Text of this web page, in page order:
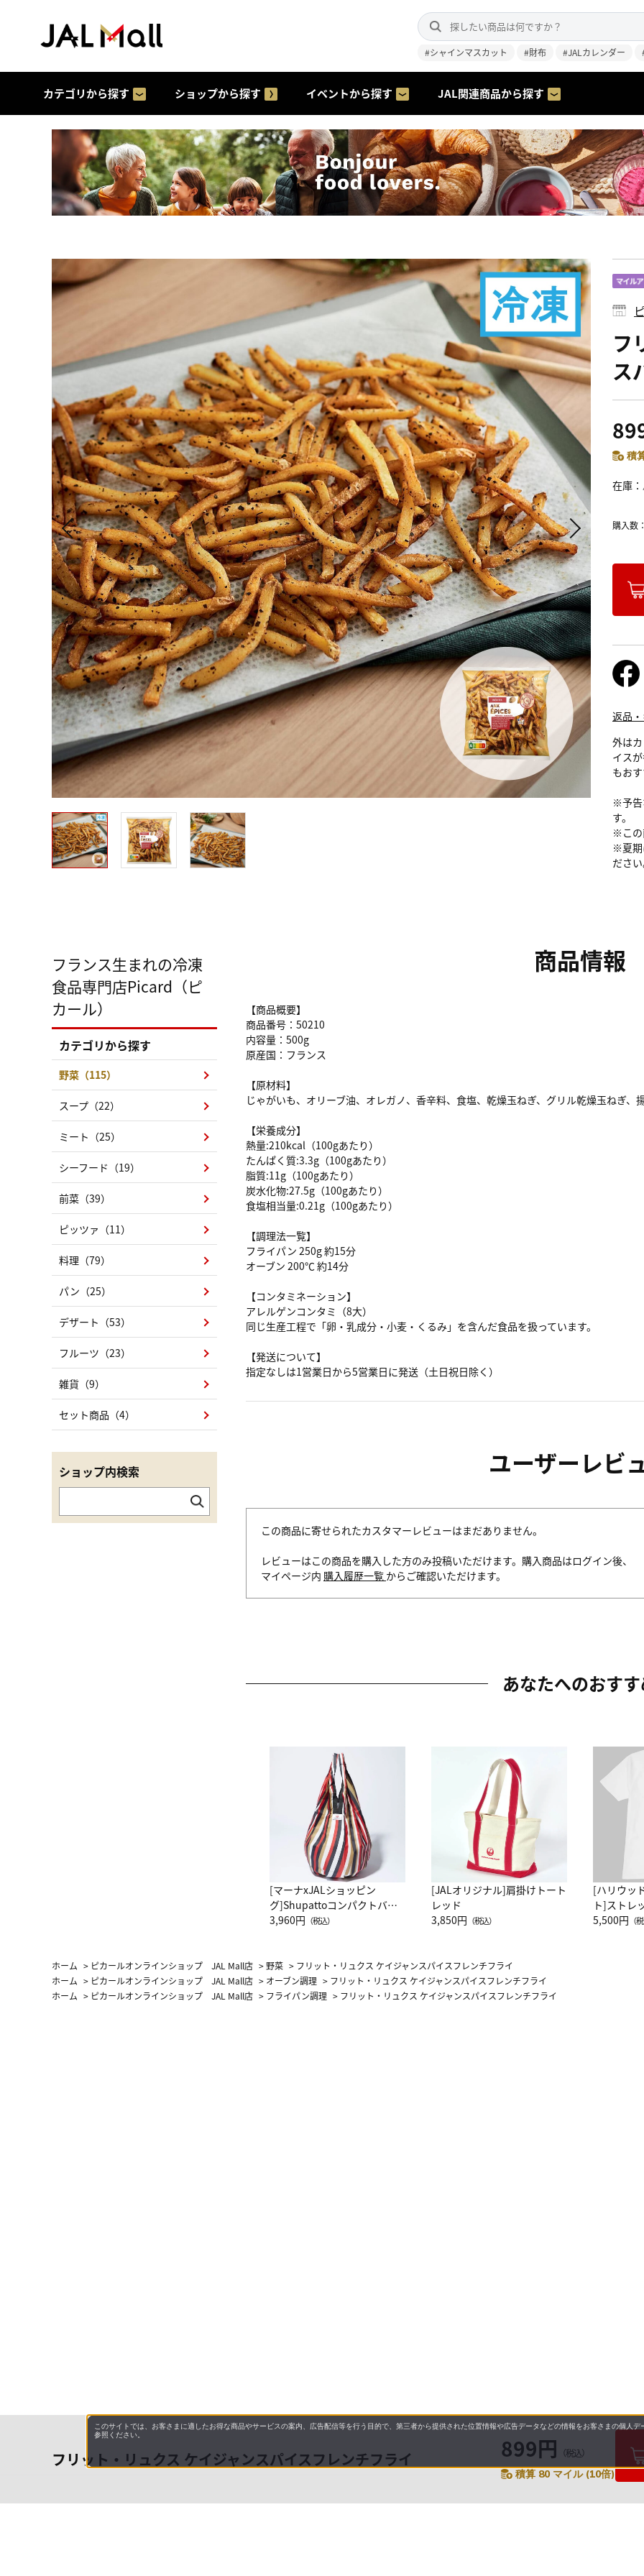
#シャインマスカット #財布 #JALカレンダー
カテゴリから探す ショップから探す イベントから探す JAL関連商品から探す
フ
ス
積
在庫
購入数
フリット・リュクス ケイジャンスパイスフレンチフライ 899円 （税込）
積算 80 マイル (10倍)
返品
外は
イス
もお
※予告
す。
※この
※夏期
ださ
商品情報
【商品概要】
商品番号：50210
内容量：500g
原産国：フランス
【原材料】
じゃがいも、オリーブ油、オレガノ、香辛料、食塩、乾燥玉ねぎ、グリル乾燥玉ねぎ、
【栄養成分】
熱量:210kcal（100gあたり）
たんぱく質:3.3g（100gあたり）
脂質:11g（100gあたり）
炭水化物:27.5g（100gあたり）
食塩相当量:0.21g（100gあたり）
【調理法一覧】
フライパン 250g 約15分
オーブン 200℃ 約14分
【コンタミネーション】
アレルゲンコンタミ（8大）
同じ生産工程で「卵・乳成分・小麦・くるみ」を含んだ食品を扱っています。
【発送について】
指定なしは1営業日から5営業日に発送（土日祝日除く）
ユーザーレビ
この商品に寄せられたカスタマーレビューはまだありません。
レビューはこの商品を購入した方のみ投稿いただけます。購入商品はログイン後、
マイページ内 購入履歴一覧 からご確認いただけます。
あなたへのおす
[マーナxJALショッピン
グ]Shupattoコンパクトバッ
グ Drop JAL客室乗務員
3,960円 （税込）
[JALオリジナル]肩掛けトート
レッド
3,850円 （税込）
[ハリウッ
ト]ストレ
ーネック
5,500円 （
フランス生まれの冷凍
食品専門店Picard（ピ
カール）
カテゴリから探す
野菜（115）
スープ（22）
ミート（25）
シーフード（19）
前菜（39）
ピッツァ（11）
料理（79）
パン（25）
デザート（53）
フルーツ（23）
雑貨（9）
セット商品（4）
ショップ内検索
ホーム > ピカールオンラインショップ JAL Mall店 >野菜 > フリット・リュクス ケイジャンスパイスフレンチフライ
ホーム > ピカールオンラインショップ JAL Mall店 > オーブン調理 > フリット・リュクス ケイジャンスパイスフレンチフライ
ホーム > ピカールオンラインショップ JAL Mall店 > フライパン調理 > フリット・リュクス ケイジャンスパイスフレンチフライ
このサイトでは、お客さまに適したお得な商品やサービスの案内、広告配信等を行う目的で、第三者から提供された位置情報や広告データなどの情報をお客さまの個人
参照ください。